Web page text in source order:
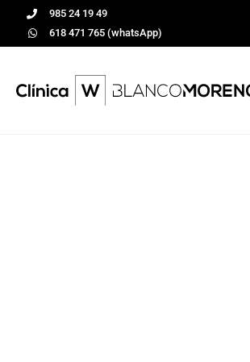
985 24 19 49
618 471 765 (whatsApp)